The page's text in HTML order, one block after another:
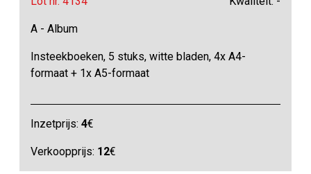
A - Album
Insteekboeken, 5 stuks, witte bladen, 4x A4-
formaat + 1x A5-formaat
Inzetprijs:4€
Verkoopprijs: 12€